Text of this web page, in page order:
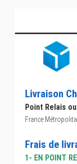
Livraison
Point Relais
France
Frais de
1- EN POINT